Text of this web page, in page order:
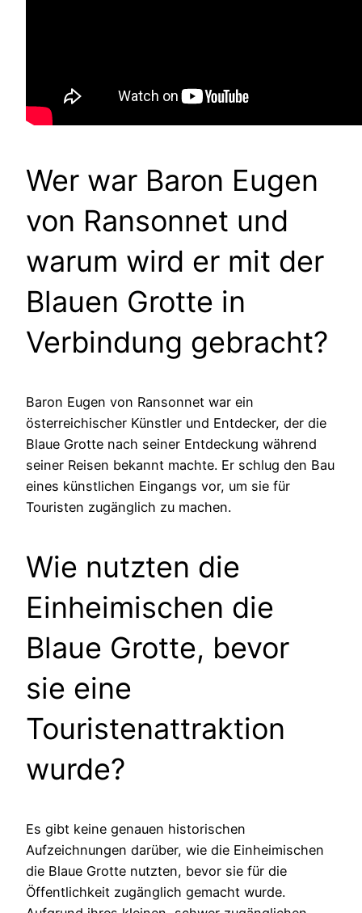
Wer war Baron Eugen
von Ransonnet und
warum wird er mit der
Blauen Grotte in
Verbindung gebracht?
Baron Eugen von Ransonnet war ein
österreichischer Künstler und Entdecker, der die
Blaue Grotte nach seiner Entdeckung während
seiner Reisen bekannt machte. Er schlug den Bau
eines künstlichen Eingangs vor, um sie für
Touristen zugänglich zu machen.
Wie nutzten die
Einheimischen die
Blaue Grotte, bevor
sie eine
Touristenattraktion
wurde?
Es gibt keine genauen historischen
Aufzeichnungen darüber, wie die Einheimischen
die Blaue Grotte nutzten, bevor sie für die
Öffentlichkeit zugänglich gemacht wurde.